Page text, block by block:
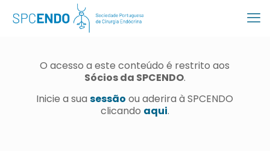
O acesso a este conteúdo é restrito aos
Sócios da SPCENDO.
Inicie a suasessão ou aderira à SPCENDO
clicando aqui.